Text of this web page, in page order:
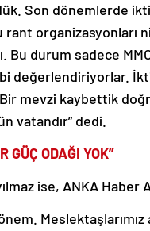
Son dönemlerde
rant organizasyonları
Bu durum sadece
değerlendiriyorlar.
Bir mevzi kaybettik
vatandır” dedi.
GÜÇ ODAĞI YOK”
ise, ANKA Haber